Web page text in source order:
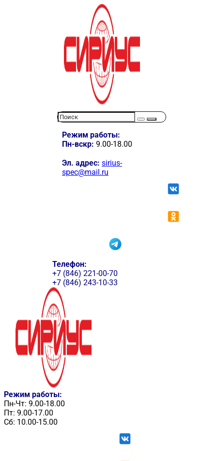
Режим работы:
Пн-вскр: 9.00-18.00
Эл. адрес: sirius-
spec@mail.ru
Телефон:
+7 (846) 221-00-70
+7 (846) 243-10-33
Режим работы:
Пн-Чт: 9.00-18.00
Пт: 9.00-17.00
Сб: 10.00-15.00